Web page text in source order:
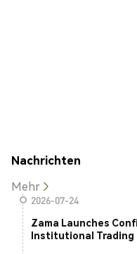
Nachrichten
Mehr
2026-07-24
Zama Launches
Institutional Trading